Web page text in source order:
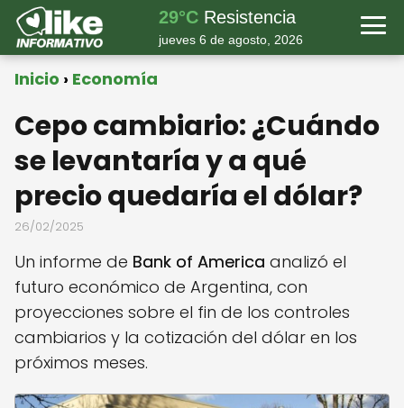
29°C Resistencia
jueves 6 de agosto, 2026
Inicio Economía
Cepo cambiario: ¿Cuándo
se levantaría y a qué
precio quedaría el dólar?
26/02/2025
Un informe de Bank of America analizó el
futuro económico de Argentina, con
proyecciones sobre el fin de los controles
cambiarios y la cotización del dólar en los
próximos meses.